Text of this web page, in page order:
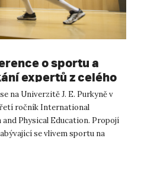
o sportu a
expertů z celého
na Univerzitě J. E. Purkyně v
ročník International
Physical Education. Propojí
se vlivem sportu na